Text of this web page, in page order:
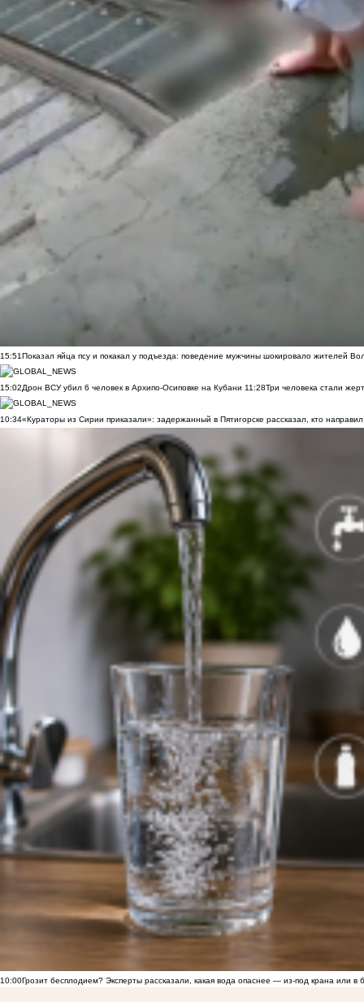
15:51Показал яйца псу и покакал у подъезда: поведение мужчины шокировало жителей
15:02Дрон ВСУ убил 6 человек в Архипо-Осиповке на Кубани 11:28Три человека стали
10:34«Кураторы из Сирии приказали»: задержанный в Пятигорске рассказал, кто направил
10:00Грозит бесплодием? Эксперты рассказали, какая вода опаснее — из-под крана или в